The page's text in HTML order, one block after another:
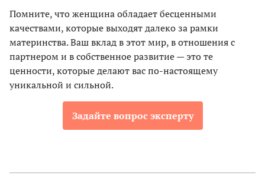
Помните, что женщина обладает бесценными
качествами, которые выходят далеко за рамки
материнства. Ваш вклад в этот мир, в отношения с
партнером и в собственное развитие — это те
ценности, которые делают вас по-настоящему
уникальной и сильной.
Задайте вопрос эксперту